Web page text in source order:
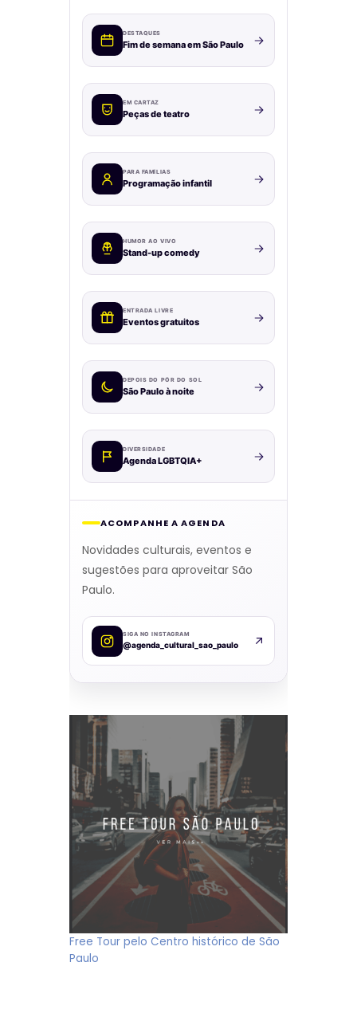
DESTAQUES
Fim de semana em São Paulo
EM CARTAZ
Peças de teatro
PARA FAMÍLIAS
Programação infantil
HUMOR AO VIVO
Stand-up comedy
ENTRADA LIVRE
Eventos gratuitos
DEPOIS DO PÔR DO SOL
São Paulo à noite
DIVERSIDADE
Agenda LGBTQIA+
ACOMPANHE A AGENDA
Novidades culturais, eventos e
sugestões para aproveitar São
Paulo.
SIGA NO INSTAGRAM
@agenda_cultural_sao_paulo
Free Tour pelo Centro histórico de São
Paulo